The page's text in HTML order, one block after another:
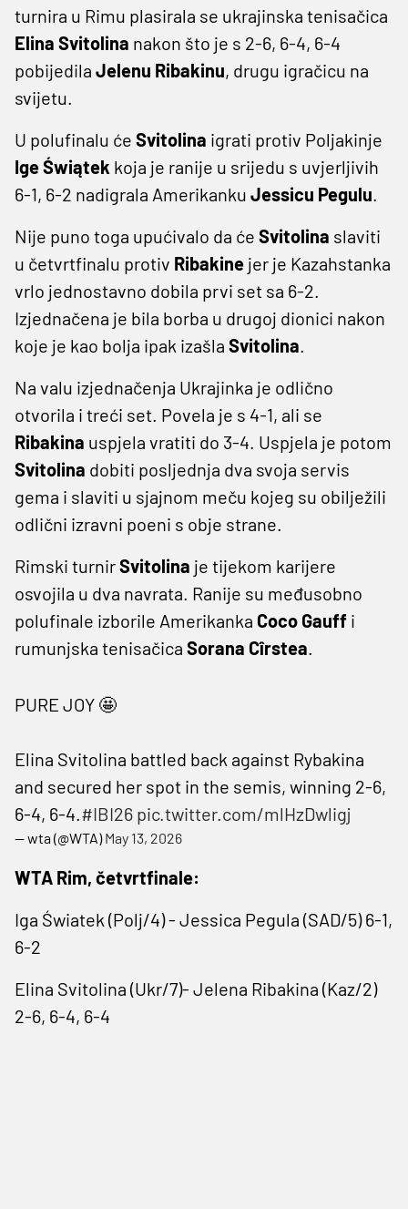
turnira u Rimu plasirala se ukrajinska tenisačica
Elina Svitolina nakon što je s 2-6, 6-4, 6-4
pobijedila Jelenu Ribakinu, drugu igračicu na
svijetu.
U polufinalu će Svitolina igrati protiv Poljakinje
Ige Świątek koja je ranije u srijedu s uvjerljivih
6-1, 6-2 nadigrala Amerikanku Jessicu Pegulu.
Nije puno toga upućivalo da će Svitolina slaviti
u četvrtfinalu protiv Ribakine jer je Kazahstanka
vrlo jednostavno dobila prvi set sa 6-2.
Izjednačena je bila borba u drugoj dionici nakon
koje je kao bolja ipak izašla Svitolina.
Na valu izjednačenja Ukrajinka je odlično
otvorila i treći set. Povela je s 4-1, ali se
Ribakina uspjela vratiti do 3-4. Uspjela je potom
Svitolina dobiti posljednja dva svoja servis
gema i slaviti u sjajnom meču kojeg su obilježili
odlični izravni poeni s obje strane.
Rimski turnirSvitolina je tijekom karijere
osvojila u dva navrata. Ranije su međusobno
polufinale izborile Amerikanka Coco Gauff i
rumunjska tenisačica Sorana Cîrstea.
PURE JOY 🤩
Elina Svitolina battled back against Rybakina
and secured her spot in the semis, winning 2-6,
6-4, 6-4.#IBI26 pic.twitter.com/mlHzDwligj
— wta (@WTA)May 13, 2026
WTA Rim, četvrtfinale:
Iga Światek (Polj/4) - Jessica Pegula (SAD/5) 6-1,
6-2
Elina Svitolina (Ukr/7)- Jelena Ribakina (Kaz/2)
2-6, 6-4, 6-4